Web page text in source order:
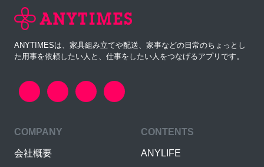
ANYTIMESは、家具組み立てや配送、家事などの日常のちょっとし
た用事を依頼したい人と、仕事をしたい人をつなげるアプリです。
COMPANY
会社概要
CONTENTS
ANYLIFE